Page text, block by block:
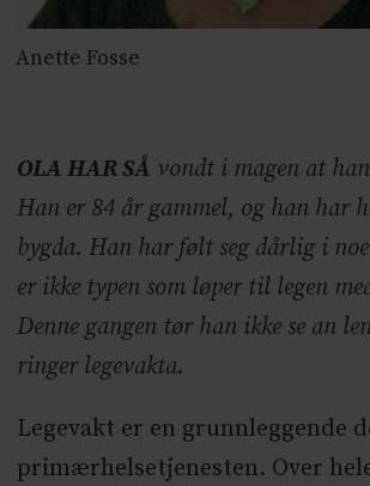
Anette Fosse
OLA HAR SÅ vondt i magen at
Han er 84 år gammel, og han har
bygda. Han har følt seg dårlig i
er ikke typen som løper til legen
Denne gangen tør han ikke se an
ringer legevakta.
Legevakt er en grunnleggende
primærhelsetjenesten. Over